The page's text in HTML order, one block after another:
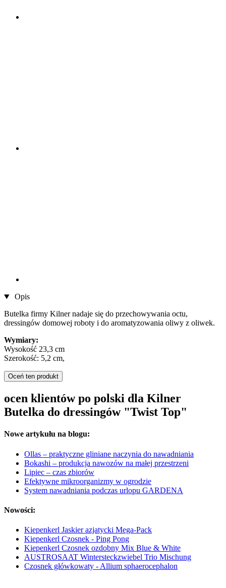
Opis
Butelka firmy Kilner nadaje się do przechowywania octu,
dressingów domowej roboty i do aromatyzowania oliwy z oliwek.
Wymiary:
Wysokość 23,3 cm
Szerokość: 5,2 cm,
Oceń ten produkt
ocen klientów po polski dla Kilner
Butelka do dressingów "Twist Top"
Nowe artykułu na blogu:
Ollas – praktyczne gliniane naczynia do nawadniania
Bokashi – produkcja nawozów na małej przestrzeni
Lipiec – czas zbiorów
Efektywne mikroorganizmy w ogrodzie
System nawadniania podczas urlopu GARDENA
Nowości:
Kiepenkerl Jaskier azjatycki Mega-Pack
Kiepenkerl Czosnek - Ping Pong
Kiepenkerl Czosnek ozdobny Mix Blue & White
AUSTROSAAT Wintersteckzwiebel Trio Mischung
Czosnek główkowaty - Allium sphaerocephalon